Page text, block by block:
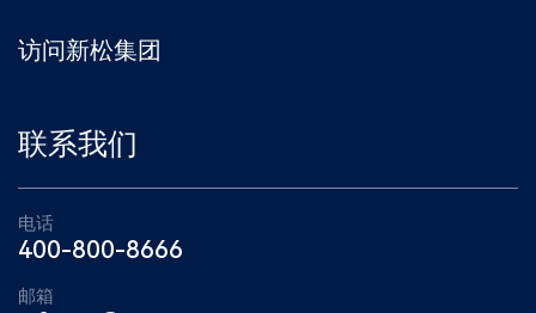
访问新松集团
联系我们
电话
400-800-8666
邮箱